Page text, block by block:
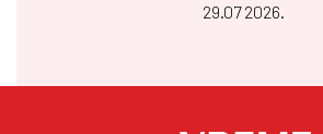
29.07 2026.